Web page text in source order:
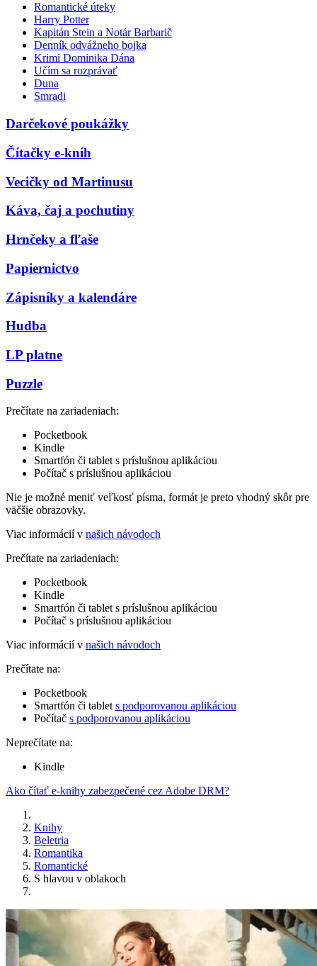
Romantické úteky
Harry Potter
Kapitán Stein a Notár Barbarič
Denník odvážneho bojka
Krimi Dominika Dána
Učím sa rozprávať
Duna
Smradi
Darčekové poukážky
Čítačky e-kníh
Vecičky od Martinusu
Káva, čaj a pochutiny
Hrnčeky a fľaše
Papiernictvo
Zápisníky a kalendáre
Hudba
LP platne
Puzzle
Prečítate na zariadeniach:
Pocketbook
Kindle
Smartfón či tablet s príslušnou aplikáciou
Počítač s príslušnou aplikáciou
Nie je možné meniť veľkosť písma, formát je preto vhodný skôr pre
väčšie obrazovky.
Viac informácií v našich návodoch
Prečítate na zariadeniach:
Pocketbook
Kindle
Smartfón či tablet s príslušnou aplikáciou
Počítač s príslušnou aplikáciou
Viac informácií v našich návodoch
Prečítate na:
Pocketbook
Smartfón či tablet s podporovanou aplikáciou
Počítač s podporovanou aplikáciou
Neprečítate na:
Kindle
Ako čítať e-knihy zabezpečené cez Adobe DRM?
Knihy
Beletria
Romantika
Romantické
S hlavou v oblakoch